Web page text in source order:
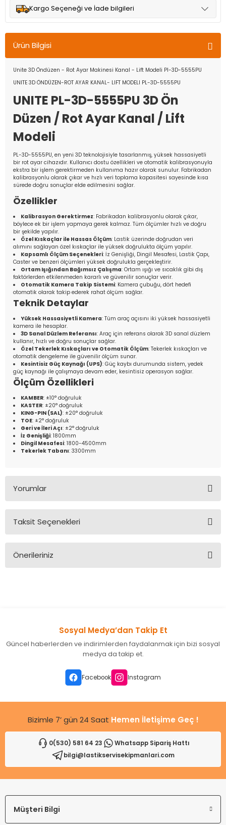
Kargo Seçeneği ve İade bilgileri
adresinize teslim edilir.
Ürün Bilgisi
Unite 3D Öndüzen - Rot Ayar Makinesi Kanal - Lift Modeli Pl-3D-5555PU
UNITE 3D ÖNDÜZEN-ROT AYAR KANAL- LIFT MODELI PL-3D-5555PU
UNITE PL-3D-5555PU 3D Ön
Düzen / Rot Ayar Kanal / Lift
Modeli
PL-3D-5555PU, en yeni 3D teknolojisiyle tasarlanmış, yüksek hassasiyetli
bir rot ayar cihazıdır. Kullanıcı dostu özellikleri ve otomatik kalibrasyonuyla
ekstra bir işlem gerektirmeden kullanıma hazır olarak sunulur. Fabrikadan
kalibrasyonlu olarak çıkar ve hızlı veri toplama kapasitesi sayesinde kısa
sürede doğru sonuçlar elde edilmesini sağlar.
Özellikler
Kalibrasyon Gerektirmez: Fabrikadan kalibrasyonlu olarak çıkar,
böylece ek bir işlem yapmaya gerek kalmaz. Tüm ölçümler hızlı ve doğru
bir şekilde yapılır.
Özel Kıskaçlar ile Hassas Ölçüm: Lastik üzerinde doğrudan veri
alımını sağlayan özel kıskaçlar ile yüksek doğrulukta ölçüm yapılır.
Kapsamlı Ölçüm Seçenekleri: İz Genişliği, Dingil Mesafesi, Lastik Çapı,
Caster ve benzeri ölçümleri yüksek doğrulukla gerçekleştirir.
Ortam Işığından Bağımsız Çalışma: Ortam ışığı ve sıcaklık gibi dış
faktörlerden etkilenmeden kararlı ve güvenilir sonuçlar verir.
Otomatik Kamera Takip Sistemi: Kamera çubuğu, dört hedefi
otomatik olarak takip ederek rahat ölçüm sağlar.
Teknik Detaylar
Yüksek Hassasiyetli Kamera: Tüm araç açısını iki yüksek hassasiyetli
kamera ile hesaplar.
3D Sanal Düzlem Referansı: Araç için referans olarak 3D sanal düzlem
kullanır, hızlı ve doğru sonuçlar sağlar.
Özel Tekerlek Kıskaçları ve Otomatik Ölçüm: Tekerlek kıskaçları ve
otomatik dengeleme ile güvenilir ölçüm sunar.
Kesintisiz Güç Kaynağı (UPS): Güç kaybı durumunda sistem, yedek
güç kaynağı ile çalışmaya devam eder, kesintisiz operasyon sağlar.
Ölçüm Özellikleri
KAMBER: ±10° doğruluk
KASTER: ±20° doğruluk
KING-PIN (SAL): ±20° doğruluk
TOE: ±2° doğruluk
Geri ve İleri Açı: ±2° doğruluk
İz Genişliği: 1800mm
Dingil Mesafesi: 1800-4500mm
Tekerlek Tabanı: 3300mm
Yorumlar
Taksit Seçenekleri
Önerileriniz
Ürün resmi kalitesiz, bozuk veya görüntülenemiyor.
Ürün açıklamasında eksik bilgiler bulunuyor.
Ürün fiyatı diğer sitelerden daha pahalı.
Gönder
Sosyal Medya’dan Takip Et
Güncel haberlerden ve indirimlerden faydalanmak için bizi sosyal
medya da takip et.
Facebook Instagram
Bizimle 7’ gün 24 Saat Hemen İletişime Geç !
0(530) 581 64 23
Whatsapp Sipariş Hattı
bilgi@lastikservisekipmanlari.com
Müşteri Bilgi